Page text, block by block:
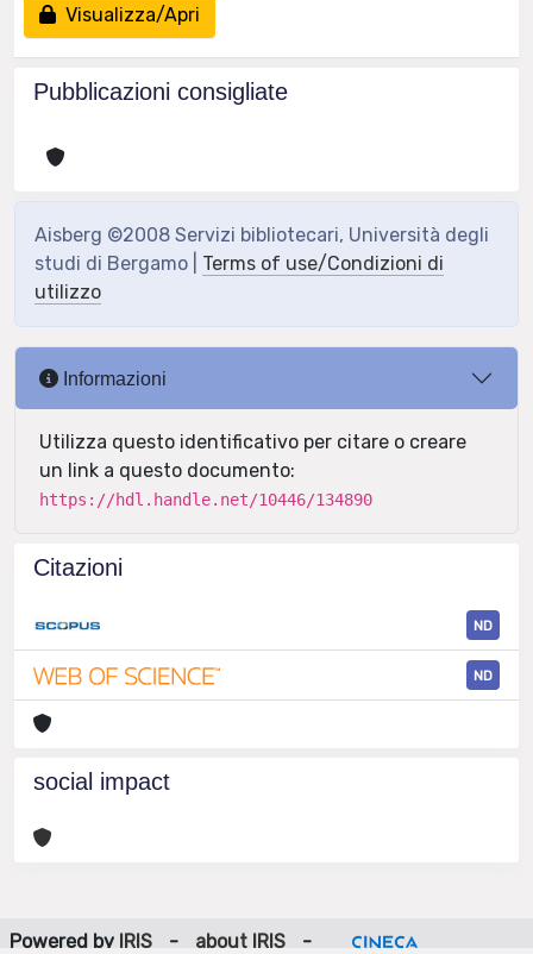
Visualizza/Apri
Pubblicazioni consigliate
Aisberg ©2008 Servizi bibliotecari, Università degli
studi di Bergamo | Terms of use/Condizioni di
utilizzo
Informazioni
Utilizza questo identificativo per citare o creare
un link a questo documento:
https://hdl.handle.net/10446/134890
Citazioni
ND
ND
social impact
Powered by IRIS - about IRIS -